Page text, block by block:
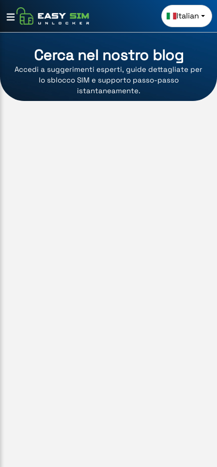
Italian
Cerca nel nostro blog
Accedi a suggerimenti esperti, guide dettagliate per
lo sblocco SIM e supporto passo-passo
istantaneamente.